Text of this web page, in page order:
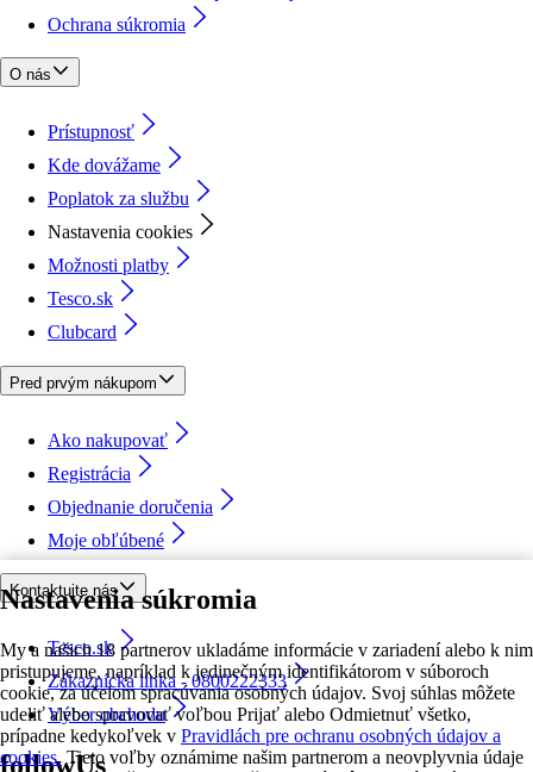
Nastavenia súkromia
My a našich 18 partnerov ukladáme informácie v zariadení alebo k nim
pristupujeme, napríklad k jedinečným identifikátorom v súboroch
cookie, za účelom spracúvania osobných údajov. Svoj súhlas môžete
udeliť alebo spravovať voľbou Prijať alebo Odmietnuť všetko,
prípadne kedykoľvek v Pravidlách pre ochranu osobných údajov a
cookies. Tieto voľby oznámime našim partnerom a neovplyvnia údaje
Ochrana súkromia
O nás
Prístupnosť
Kde dovážame
Poplatok za službu
Nastavenia cookies
Možnosti platby
Tesco.sk
Clubcard
Pred prvým nákupom
Ako nakupovať
Registrácia
Objednanie doručenia
Moje obľúbené
Kontaktujte nás
Tesco.sk
Zákaznícka linka - 0800222333
Výber obchodu
followUs